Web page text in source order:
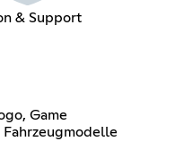
& Support
Game